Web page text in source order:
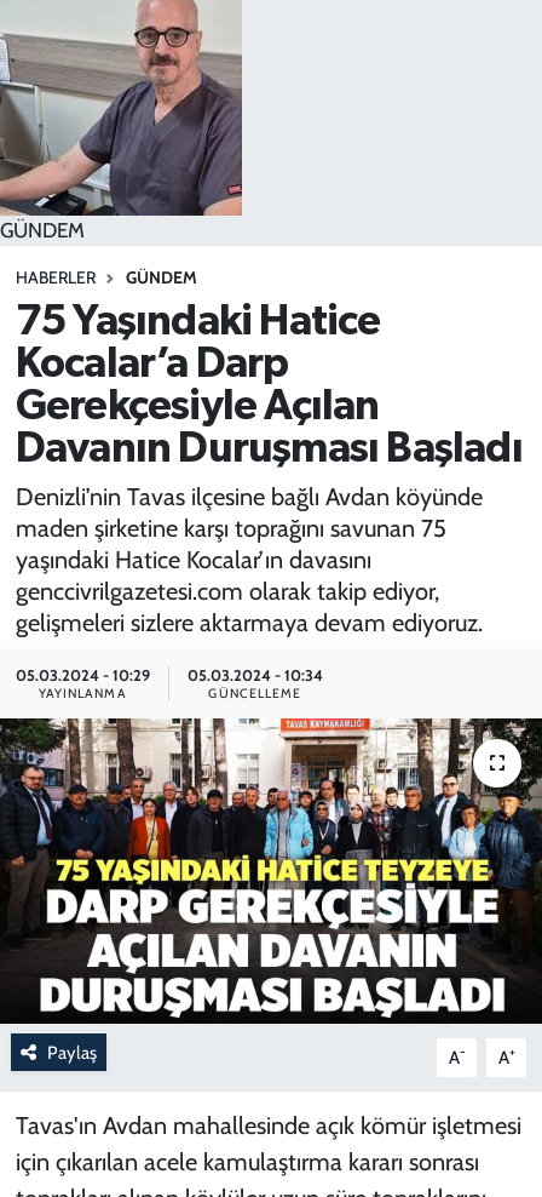
GÜNDEM
HABERLER GÜNDEM
75 Yaşındaki Hatice
Kocalar’a Darp
Gerekçesiyle Açılan
Davanın Duruşması Başladı
Denizli’nin Tavas ilçesine bağlı Avdan köyünde
maden şirketine karşı toprağını savunan 75
yaşındaki Hatice Kocalar’ın davasını
genccivrilgazetesi.com olarak takip ediyor,
gelişmeleri sizlere aktarmaya devam ediyoruz.
05.03.2024 - 10:29
YAYINLANMA
05.03.2024 - 10:34
GÜNCELLEME
Paylaş A- A+
Tavas'ın Avdan mahallesinde açık kömür işletmesi
için çıkarılan acele kamulaştırma kararı sonrası
SPOR
TEKNOLOJİ
YAŞAM